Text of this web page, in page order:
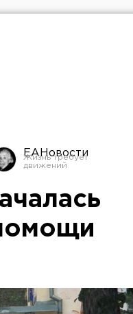
ЕАНовости